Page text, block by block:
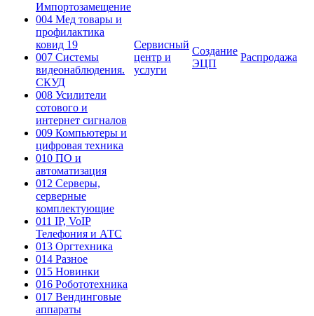
Импортозамещение
004 Мед товары и
профилактика
ковид 19
007 Системы
видеонаблюдения.
СКУД
008 Усилители
сотового и
интернет сигналов
009 Компьютеры и
цифровая техника
010 ПО и
автоматизация
012 Серверы,
серверные
комплектующие
011 IP, VoIP
Телефония и АТС
013 Оргтехника
014 Разное
015 Новинки
016 Робототехника
017 Вендинговые
аппараты
Сервисный
центр и
услуги
Создание
ЭЦП
Распродажа